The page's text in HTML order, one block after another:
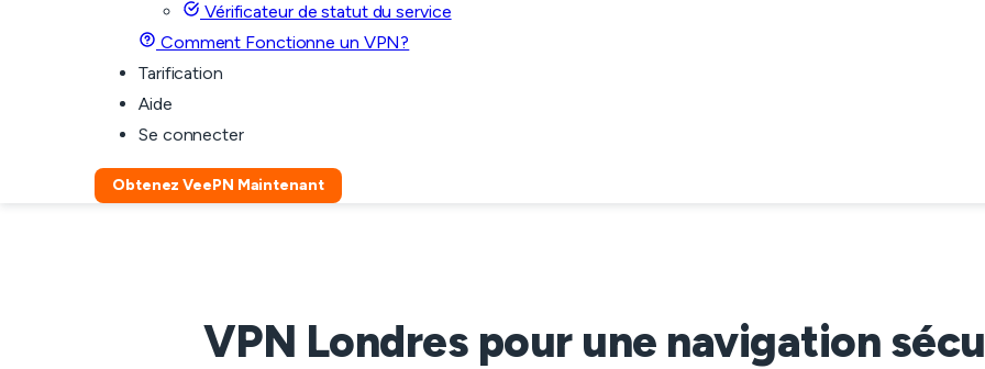
Vérificateur de statut du service
Comment Fonctionne un VPN?
Tarification
Aide
Se connecter
Obtenez VeePN Maintenant
VPN Londres pour une navigation